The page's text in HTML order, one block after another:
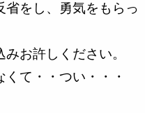
省をし、勇気をもらっ
お許しください。
て・・つい・・・